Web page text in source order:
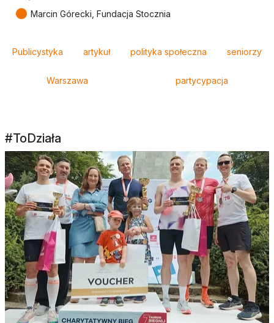
● Marcin Górecki, Fundacja Stocznia
Publicystyka artykuł polityka społeczna seniorzy
Warszawa partycypacja
#ToDziała